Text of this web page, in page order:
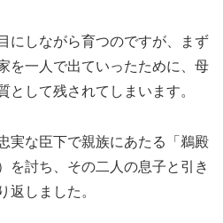
にしながら育つのですが、まず
を一人で出ていったために、母
として残されてしまいます。
実な臣下で親族にあたる「鵜殿
を討ち、その二人の息子と引き
返しました。